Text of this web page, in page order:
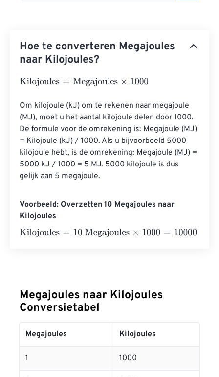
Hoe te converteren Megajoules
naar Kilojoules?
Kilojoules=Megajoules×1000
Om kilojoule (kJ) om te rekenen naar megajoule
(MJ), moet u het aantal kilojoule delen door 1000.
De formule voor de omrekening is: Megajoule (MJ)
= Kilojoule (kJ) / 1000. Als u bijvoorbeeld 5000
kilojoule hebt, is de omrekening: Megajoule (MJ) =
5000 kJ / 1000 = 5 MJ. 5000 kilojoule is dus
gelijk aan 5 megajoule.
Voorbeeld: Overzetten 10 Megajoules naar
Kilojoules
Kilojoules=10 Megajoules×1000 =10000 Kilojoules
Megajoules naar Kilojoules
Conversietabel
Megajoules Kilojoules
1 1000